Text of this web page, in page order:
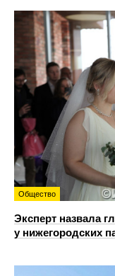
Общество
Эксперт назвала
у нижегородских